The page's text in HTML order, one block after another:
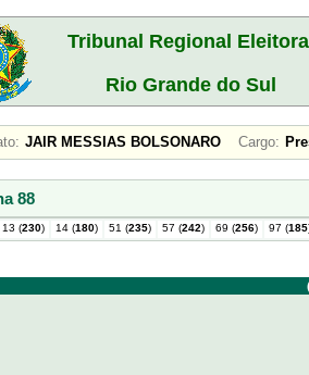
Tribunal Regional
Rio Grande do Sul
JAIR MESSIAS BOLSONARO Cargo:
88
13 (230) 14 (180) 51 (235) 57 (242) 69 (256) 97 (185